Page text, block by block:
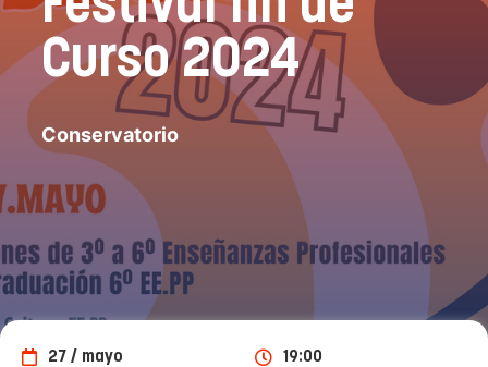
Curso 2024
Conservatorio
27 / mayo 19:00